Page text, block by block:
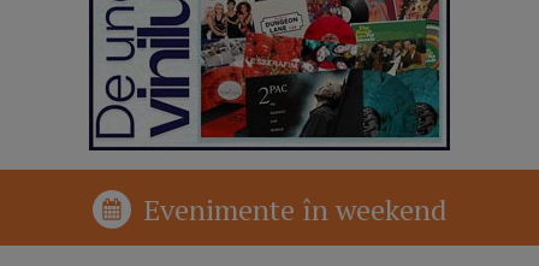
Evenimente în weekend